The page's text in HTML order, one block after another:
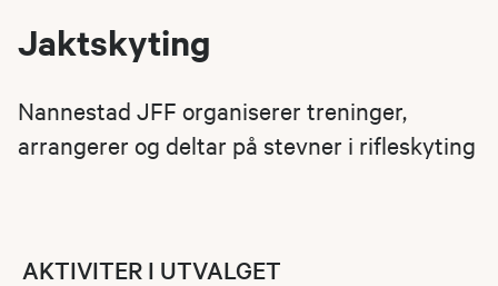
Jaktskyting
Nannestad JFF organiserer treninger,
arrangerer og deltar på stevner i rifleskyting
AKTIVITER I UTVALGET